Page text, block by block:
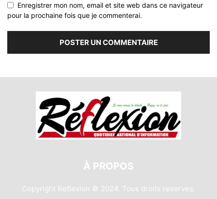
Enregistrer mon nom, email et site web dans ce navigateur
pour la prochaine fois que je commenterai.
À PROPOS
Copyright Reflexion © 2024. Tous droits reserves.